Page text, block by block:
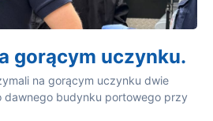
gorącym uczynku.
na gorącym uczynku dwie
dawnego budynku portowego przy